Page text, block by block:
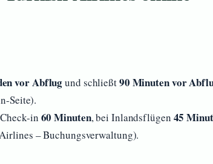
vor Abflugund schließt90 Minuten vor
Seite).
in 60 Minuten, bei Inlandsflügen 45
– Buchungsverwaltung).